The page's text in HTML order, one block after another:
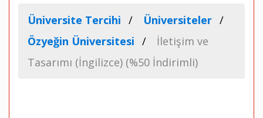
Üniversite Tercihi
Üniversiteler
Özyeğin Üniversitesi
İletişim ve
Tasarımı (İngilizce) (%50 İndirimli)